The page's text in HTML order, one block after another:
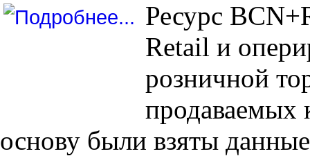
Ресурс
Retail и
розничной
продаваемых
основу были взяты